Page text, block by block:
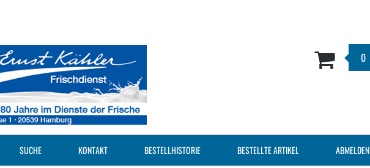
0
SUCHE KONTAKT BESTELLHISTORIE BESTELLTE ARTIKEL ABMELDEN